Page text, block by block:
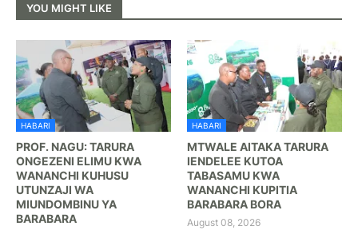
YOU MIGHT LIKE
HABARI
PROF. NAGU: TARURA
ONGEZENI ELIMU KWA
WANANCHI KUHUSU
UTUNZAJI WA
MIUNDOMBINU YA
BARABARA ‎
HABARI
MTWALE AITAKA TARURA
IENDELEE KUTOA
TABASAMU KWA
WANANCHI KUPITIA
BARABARA BORA ‎
August 08, 2026